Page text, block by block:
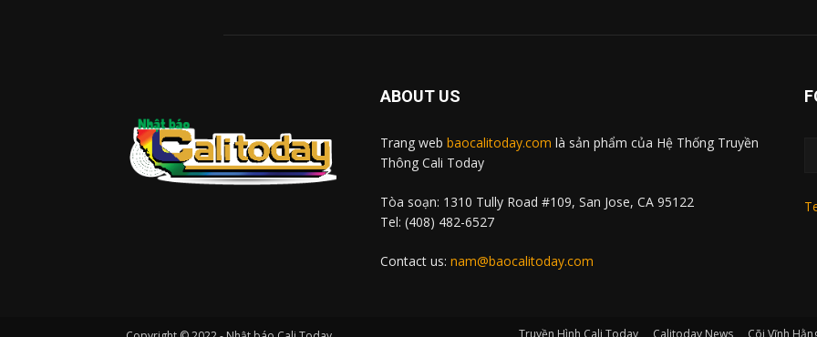
ABOUT US
Trang web baocalitoday.com là sản phẩm của Hệ Thống Truyền
Thông Cali Today
Tòa soạn: 1310 Tully Road #109, San Jose, CA 95122
Tel: (408) 482-6527
Contact us: nam@baocalitoday.com
Truyền Hình Cali Today Calitoday News Cõi Vĩnh